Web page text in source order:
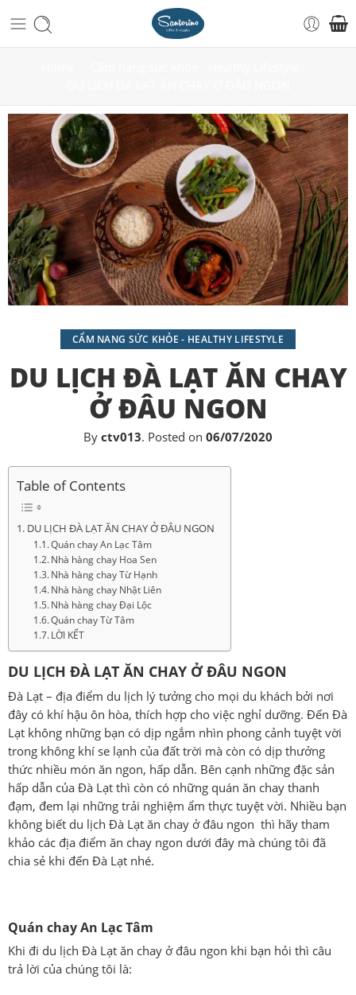
CẨM NANG SỨC KHỎE - HEALTHY LIFESTYLE
DU LỊCH ĐÀ LẠT ĂN CHAY
Ở ĐÂU NGON
By ctv013. Posted on 06/07/2020
Table of Contents
DU LỊCH ĐÀ LẠT ĂN CHAY Ở ĐÂU NGON
Quán chay An Lạc Tâm
Nhà hàng chay Hoa Sen
Nhà hàng chay Từ Hạnh
Nhà hàng chay Nhật Liên
Nhà hàng chay Đại Lộc
Quán chay Từ Tâm
LỜI KẾT
DU LỊCH ĐÀ LẠT ĂN CHAY Ở ĐÂU NGON
Đà Lạt – địa điểm du lịch lý tưởng cho mọi du khách bởi nơi
đây có khí hậu ôn hòa, thích hợp cho việc nghỉ dưỡng. Đến Đà
Lạt không những bạn có dịp ngắm nhìn phong cảnh tuyệt vời
trong không khí se lạnh của đất trời mà còn có dịp thưởng
thức nhiều món ăn ngon, hấp dẫn. Bên cạnh những đặc sản
hấp dẫn của Đà Lạt thì còn có những quán ăn chay thanh
đạm, đem lại những trải nghiệm ẩm thực tuyệt vời. Nhiều bạn
không biết du lịch Đà Lạt ăn chay ở đâu ngon thì hãy tham
khảo các địa điểm ăn chay ngon dưới đây mà chúng tôi đã
chia sẻ khi đến Đà Lạt nhé.
Quán chay An Lạc Tâm
Khi đi du lịch Đà Lạt ăn chay ở đâu ngon khi bạn hỏi thì câu
trả lời của chúng tôi là: